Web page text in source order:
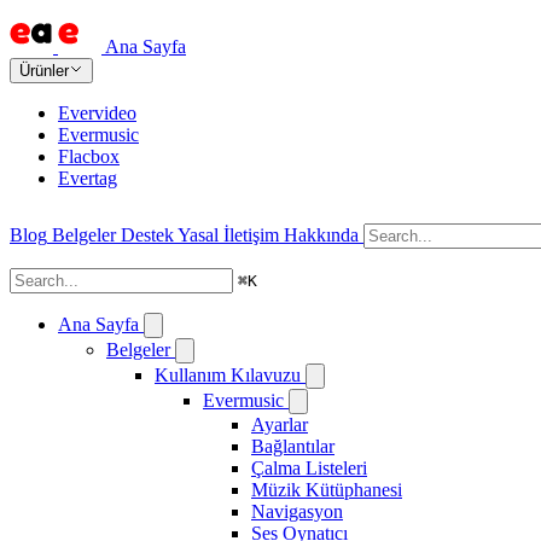
Ana Sayfa
Ürünler
Evervideo
Evermusic
Flacbox
Evertag
Blog Belgeler DestekYasal İletişim Hakkında
⌘K
Ana Sayfa
Belgeler
Kullanım Kılavuzu
Evermusic
Ayarlar
Bağlantılar
Çalma Listeleri
Müzik Kütüphanesi
Navigasyon
Ses Oynatıcı